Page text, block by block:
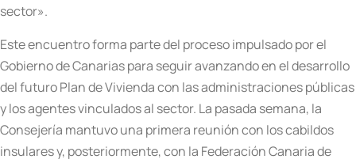
sector».
Este encuentro forma parte del proceso impulsado por el
Gobierno de Canarias para seguir avanzando en el desarrollo
del futuro Plan de Vivienda con las administraciones públicas
y los agentes vinculados al sector. La pasada semana, la
Consejería mantuvo una primera reunión con los cabildos
insulares y, posteriormente, con la Federación Canaria de